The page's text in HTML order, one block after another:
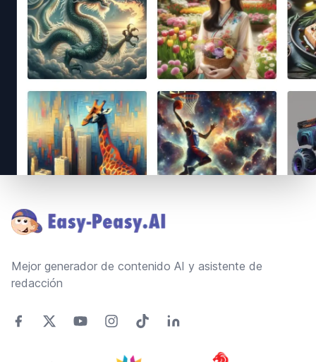
Mejor generador de contenido AI y asistente de
redacción